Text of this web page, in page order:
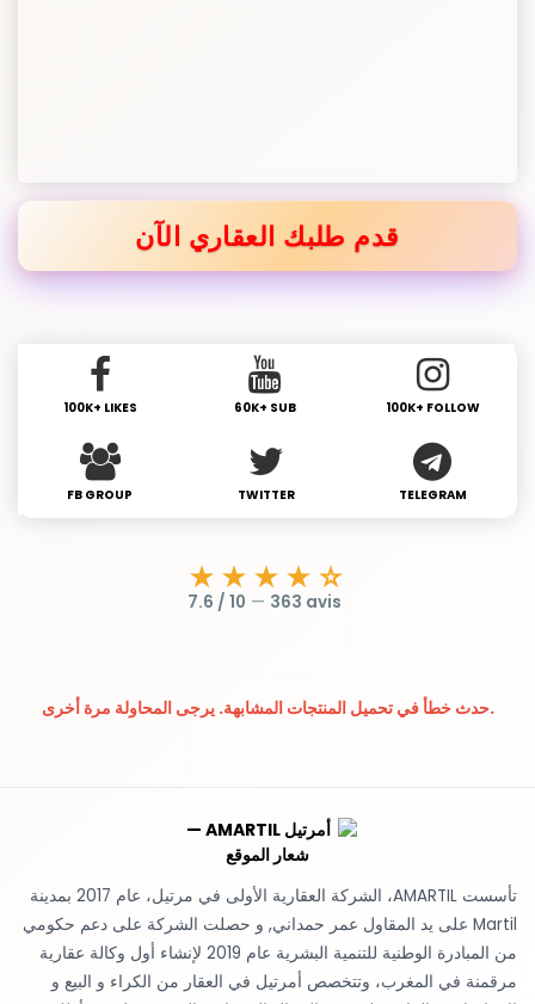
قدم طلبك العقاري الآن
100K+ LIKES 60K+ SUB 100K+ FOLLOW
FB GROUP TWITTER TELEGRAM
★★★★☆
7.6 / 10 — 363 avis
حدث خطأ في تحميل المنتجات المشابهة. يرجى المحاولة مرة أخرى.
تأسست AMARTIL، الشركة العقارية الأولى في مرتيل، عام 2017 بمدينة
Martil على يد المقاول عمر حمداني, و حصلت الشركة على دعم حكومي
من المبادرة الوطنية للتنمية البشرية عام 2019 لإنشاء أول وكالة عقارية
مرقمنة في المغرب، وتتخصص أمرتيل في العقار من الكراء و البيع و